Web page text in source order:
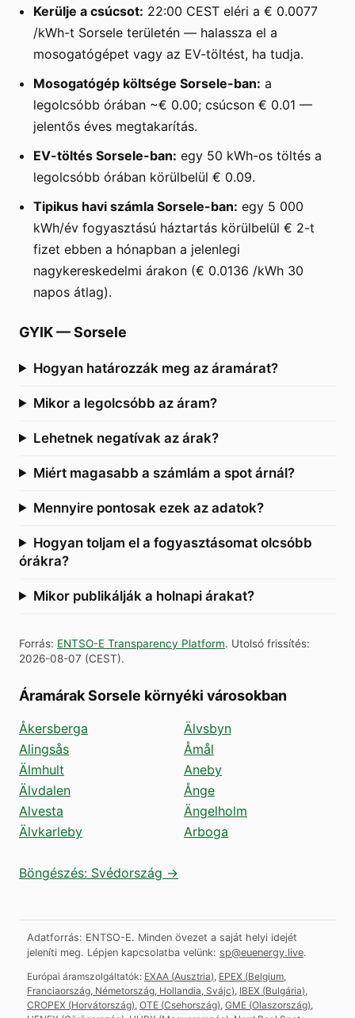
Kerülje a csúcsot: 22:00 CEST eléri a € 0.0077
/kWh-t Sorsele területén — halassza el a
mosogatógépet vagy az EV-töltést, ha tudja.
Mosogatógép költsége Sorsele-ban: a
legolcsóbb órában ~€ 0.00; csúcson € 0.01 —
jelentős éves megtakarítás.
EV-töltés Sorsele-ban: egy 50 kWh-os töltés a
legolcsóbb órában körülbelül € 0.09.
Tipikus havi számla Sorsele-ban: egy 5 000
kWh/év fogyasztású háztartás körülbelül € 2-t
fizet ebben a hónapban a jelenlegi
nagykereskedelmi árakon (€ 0.0136 /kWh 30
napos átlag).
GYIK—Sorsele
Hogyan határozzák meg az áramárat?
Mikor a legolcsóbb az áram?
Lehetnek negatívak az árak?
Miért magasabb a számlám a spot árnál?
Mennyire pontosak ezek az adatok?
Hogyan toljam el a fogyasztásomat olcsóbb
órákra?
Mikor publikálják a holnapi árakat?
Forrás: ENTSO-E Transparency Platform. Utolsó frissítés:
2026-08-07 (CEST).
Áramárak Sorsele környéki városokban
Åkersberga
Alingsås
Älmhult
Älvdalen
Alvesta
Älvkarleby
Älvsbyn
Åmål
Aneby
Ånge
Ängelholm
Arboga
Böngészés: Svédország →
Adatforrás: ENTSO-E. Minden övezet a saját helyi idejét
jeleníti meg. Lépjen kapcsolatba velünk: sp@euenergy.live.
Európai áramszolgáltatók: EXAA (Ausztria) EPEX (Belgium,
Franciaország, Németország, Hollandia, Svájc) IBEX (Bulgária)
CROPEX (Horvátország) OTE (Csehország) GME (Olaszország)